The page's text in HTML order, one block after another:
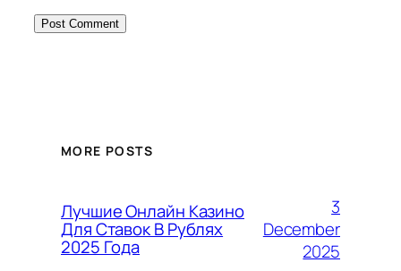
MORE POSTS
Лучшие Онлайн Казино
Для Ставок В Рублях
2025 Года
3
December
2025